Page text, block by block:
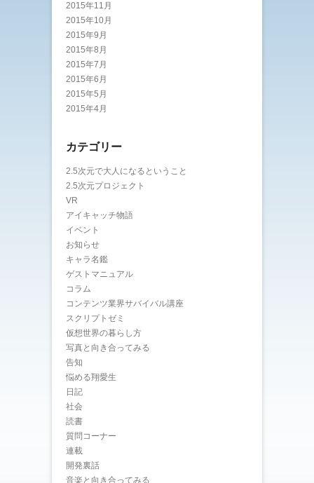
2015年11月
2015年10月
2015年9月
2015年8月
2015年7月
2015年6月
2015年5月
2015年4月
カテゴリー
2.5次元で大人になるということ
2.5次元プロジェクト
VR
アイキャッチ物語
イベント
お知らせ
キャラ名鑑
ゲストマニュアル
コラム
コンテンツ業界サバイバル講座
スクリプトゼミ
仮想世界の暮らし方
写真と向き合ってみる
告知
悩める翔愛生
日記
社会
読書
質問コーナー
連載
開発裏話
音楽と向き合ってみる